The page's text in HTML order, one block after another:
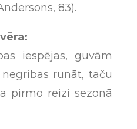
83).
iespējas, guvām
runāt, taču
pirmo reizi sezonā